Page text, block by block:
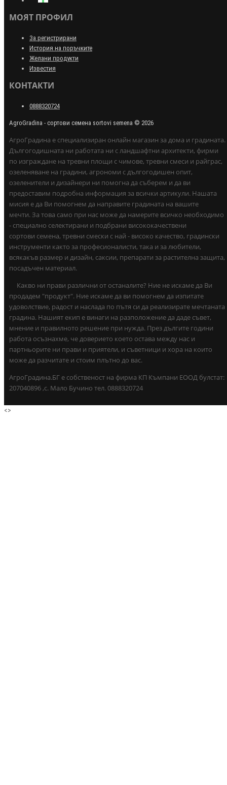
МОЯТ ПРОФИЛ
За регистрирани
История на поръчките
Желани продукти
Известия
КОНТАКТИ
0888320724
AgroGradina - сортови семена sortovi semena © 2026
АгроГрадина е специализиран онлайн магазин за дома и градината.
Дългогодишната ни работата ни с ландшафтни архитекти, фирми
по изграждане на тревни площи с чимове, тревни смеси и райграс,
озеленяване на градини, агрономи с дългогодишен опит,
озеленители и дизайнери ни помогна да съберем и да ви
предоставим подробна информация за всички артикули. Нашата
мисия е да Ви помогнем да направите градината на вашите
мечти. За това само при нас може да намерите всичко необходимо
- специално селектирани и подбрани висококачествени
сортови семена, тревни смески с най - високо качество, градински
инструменти както за професионалисти, така и за любители,
всякакъв размер и дизайн, саксии, препарати за растителна защита,
посадъчен материал.
Какво ни прави различни от останалите? Ние не искаме да Ви
продадем "продукт". Ние искаме да ви помогнем да изпитате
удоволствие, радост и наслада по пътя си да реализирате мечтаната
градина. Нашият екип е винаги на разположение да даде съвет,
мнение и правилното решение при нужда. През дългите години
работа осъзнахме, че доверието което остава между нас и
партньорите ни прави и приятели, и съветници и хора на които
може да разчитате и стоим плътно до вас.
АгроГрадина.БГ е собственост на фирма КП Къмпани ЕООД булстат:
207040896 ,с. Мало Бучино тел. 0888320724
<>